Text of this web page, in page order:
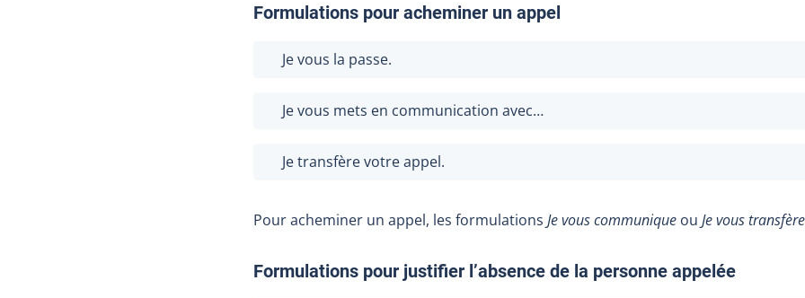
Formulations pour acheminer un appel
Je vous la passe.
Je vous mets en communication avec…
Je transfère votre appel.
Pour acheminer un appel, les formulations Je vous communique ou Je vous transfère
Formulations pour justifier l’absence de la personne appelée